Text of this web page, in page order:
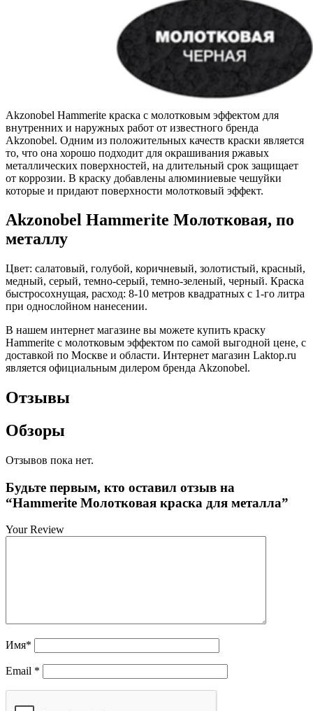
Akzonobel Hammerite краска с молотковым эффектом для
внутренних и наружных работ от известного бренда
Akzonobel. Одним из положительных качеств краски является
то, что она хорошо подходит для окрашивания ржавых
металлических поверхностей, на длительный срок защищает
от коррозии. В краску добавлены алюминиевые чешуйки
которые и придают поверхности молотковый эффект.
Akzonobel Hammerite Молотковая, по
металлу
Цвет: салатовый, голубой, коричневый, золотистый, красный,
медный, серый, темно-серый, темно-зеленый, черный. Краска
быстросохнущая, расход: 8-10 метров квадратных с 1-го литра
при однослойном нанесении.
В нашем интернет магазине вы можете купить краску
Hammerite с молотковым эффектом по самой выгодной цене, с
доставкой по Москве и области. Интернет магазин Laktop.ru
является официальным дилером бренда Akzonobel.
Отзывы
Обзоры
Отзывов пока нет.
Будьте первым, кто оставил отзыв на
“Hammerite Молотковая краска для металла”
Your Review
Имя*
Email *